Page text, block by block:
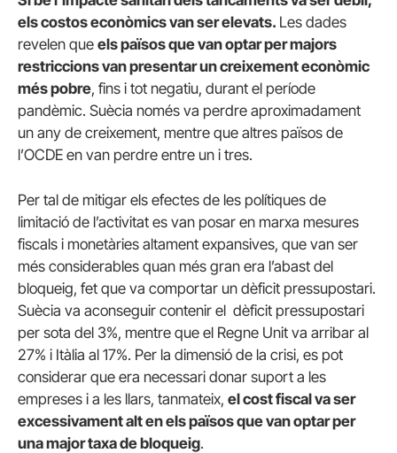
els costos econòmics van ser elevats. Les dades
revelen que els països que van optar per majors
restriccions van presentar un creixement econòmic
més pobre, fins i tot negatiu, durant el període
pandèmic. Suècia només va perdre aproximadament
un any de creixement, mentre que altres països de
l’OCDE en van perdre entre un i tres.
Per tal de mitigar els efectes de les polítiques de
limitació de l’activitat es van posar en marxa mesures
fiscals i monetàries altament expansives, que van ser
més considerables quan més gran era l’abast del
bloqueig, fet que va comportar un dèficit pressupostari.
Suècia va aconseguir contenir el dèficit pressupostari
per sota del 3%, mentre que el Regne Unit va arribar al
27% i Itàlia al 17%. Per la dimensió de la crisi, es pot
considerar que era necessari donar suport a les
empreses i a les llars, tanmateix, el cost fiscal va ser
excessivament alt en els països que van optar per
una major taxa de bloqueig.